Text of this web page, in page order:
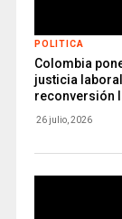
POLITICA
Colombia
justicia
reconversión
26 julio, 2026